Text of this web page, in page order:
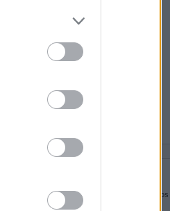
Kiosko.net es la puerta de entrada a